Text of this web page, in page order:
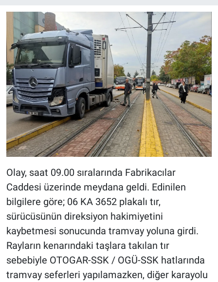
Olay, saat 09.00 sıralarında Fabrikacılar
Caddesi üzerinde meydana geldi. Edinilen
bilgilere göre; 06 KA 3652 plakalı tır,
sürücüsünün direksiyon hakimiyetini
kaybetmesi sonucunda tramvay yoluna girdi.
Rayların kenarındaki taşlara takılan tır
sebebiyle OTOGAR-SSK / OGÜ-SSK hatlarında
tramvay seferleri yapılamazken, diğer karayolu